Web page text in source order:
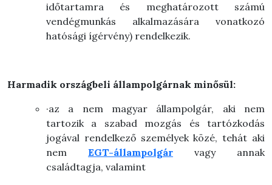
időtartamra és meghatározott számú
vendégmunkás alkalmazására vonatkozó
hatósági ígérvény) rendelkezik.
Harmadik országbeli állampolgárnak minősül:
·az a nem magyar állampolgár, aki nem
tartozik a szabad mozgás és tartózkodás
jogával rendelkező személyek közé, tehát aki
nem EGT-állampolgár vagy annak
családtagja, valamint